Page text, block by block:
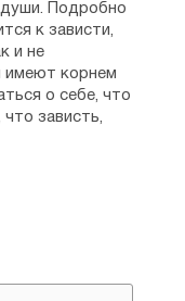
души. Подробно
к зависти,
и не
имеют корнем
о себе, что
зависть,
корень. В
меткие
размером с
книги, есть